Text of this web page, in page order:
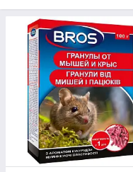
Багато засобів є
зв'язку з чим під час
запобіжних заходів.